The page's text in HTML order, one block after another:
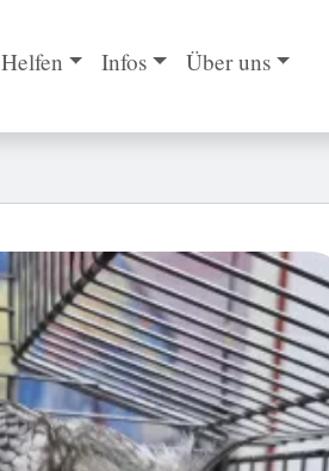
Helfen Infos Über uns